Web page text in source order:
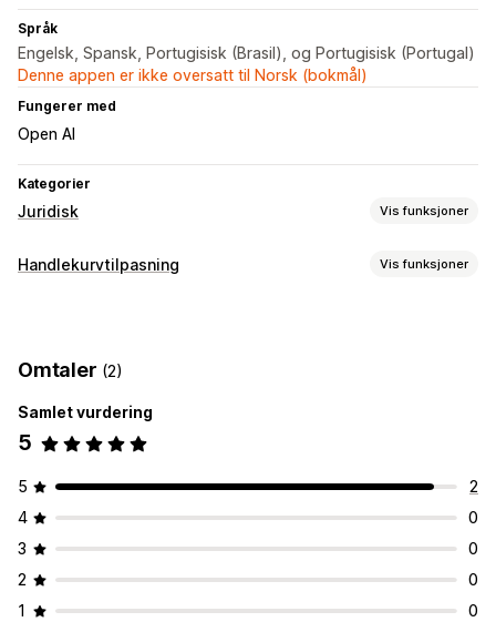
Språk
Engelsk, Spansk, Portugisisk (Brasil), og Portugisisk (Portugal)
Denne appen er ikke oversatt til Norsk (bokmål)
Fungerer med
Open AI
Kategorier
Juridisk Vis funksjoner
Samsvar
Avmerkingsboks
Produktmålretting
Tilpasset tekst
Handlekurvtilpasning Vis funksjoner
Omtaler (2)
Samlet vurdering
5
5
2
4
0
3
0
2
0
1
0